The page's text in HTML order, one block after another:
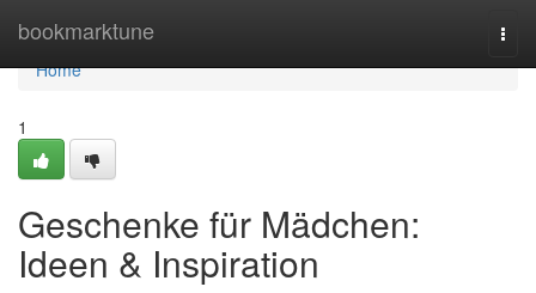
bookmarktune
Home
Home
1
Geschenke für Mädchen:
Ideen & Inspiration